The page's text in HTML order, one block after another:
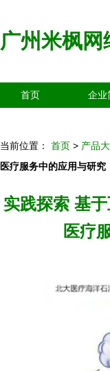
广州米枫网
首页 企业
当前位置： 首页 > 产品
医疗服务中的应用与研究
实践探索 基
医疗